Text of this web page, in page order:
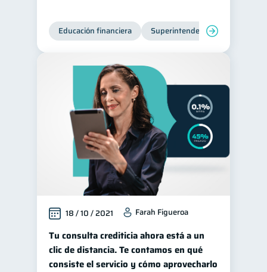
Educación financiera Superintendencia de Bancos
18 / 10 / 2021 Farah Figueroa
Tu consulta crediticia ahora está a un
clic de distancia. Te contamos en qué
consiste el servicio y cómo aprovecharlo